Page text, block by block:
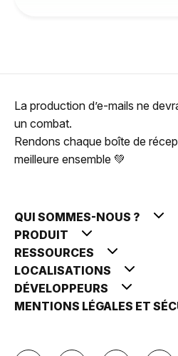
La production d’e-mails ne
un combat.
Rendons chaque boîte de
meilleure ensemble 💚
QUI SOMMES-NOUS ?
PRODUIT
RESSOURCES
LOCALISATIONS
DÉVELOPPEURS
MENTIONS LÉGALES ET